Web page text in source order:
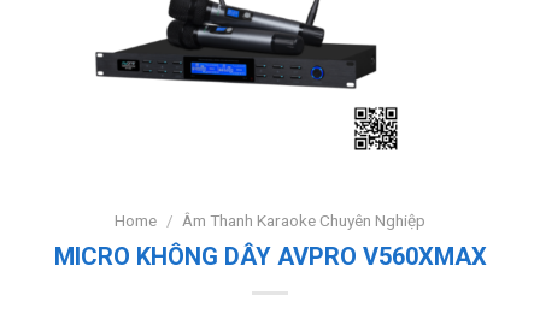
Home / Âm Thanh Karaoke Chuyên Nghiệp
MICRO KHÔNG DÂY AVPRO V560XMAX